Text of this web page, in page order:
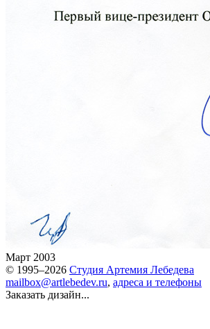
Март 2003
© 1995–2026 Студия Артемия Лебедева
mailbox@artlebedev.ru, адреса и телефоны
Заказать дизайн...